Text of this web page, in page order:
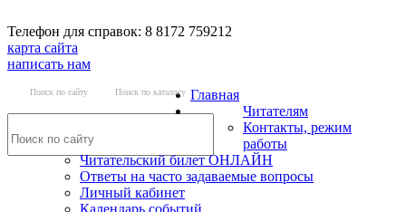
Телефон для справок: 8 8172 759212
карта сайта
написать нам
Поиск по сайту Поиск по каталогу Главная
Читателям
Контакты, режим
работы
Читательский билет ОНЛАЙН
Ответы на часто задаваемые вопросы
Личный кабинет
Календарь событий